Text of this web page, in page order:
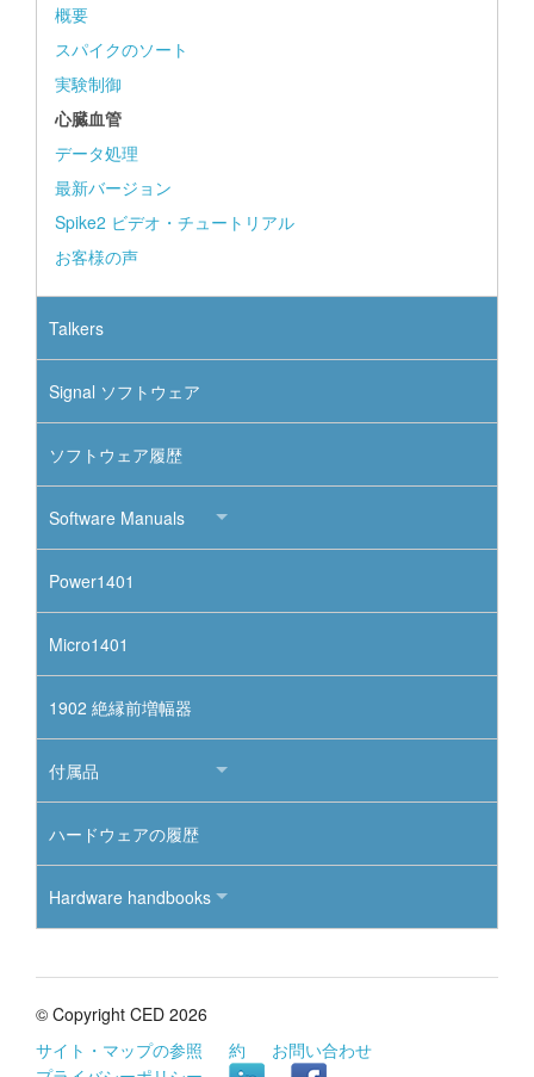
概要
スパイクのソート
実験制御
心臓血管
データ処理
最新バージョン
Spike2 ビデオ・チュートリアル
お客様の声
Talkers
Signal ソフトウェア
ソフトウェア履歴
Software Manuals
Power1401
Micro1401
1902 絶縁前増幅器
付属品
ハードウェアの履歴
Hardware handbooks
© Copyright CED 2026
サイト・マップの参照
約
お問い合わせ